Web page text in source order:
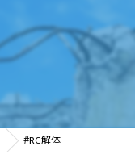
#RC解体